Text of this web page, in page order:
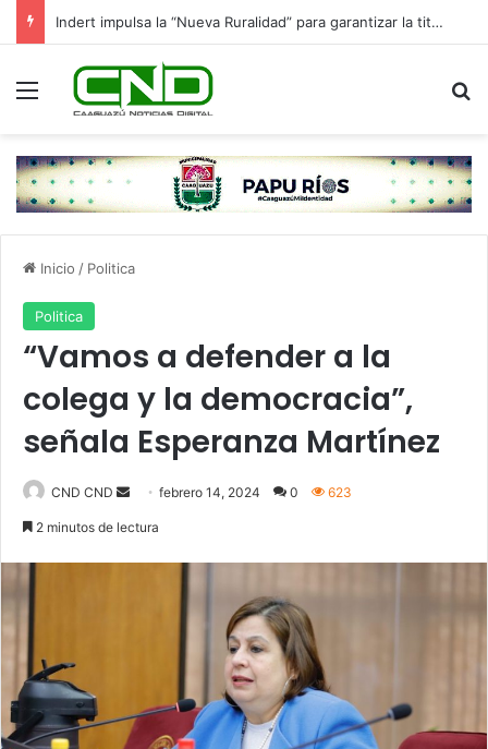
Indert impulsa la “Nueva Ruralidad” para garantizar la titulación de tierras a familias campesinas.
Menú
Inicio / Politica
Politica
“Vamos a defender a la
colega y la democracia”,
señala Esperanza Martínez
CND CND
Sendfebrero 14, 2024 0 623
2 minutos de lectura